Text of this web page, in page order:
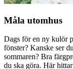
Måla utomhus
Dags för en ny kulör
fönster? Kanske ser
sommaren? Bra
du ska göra. Här